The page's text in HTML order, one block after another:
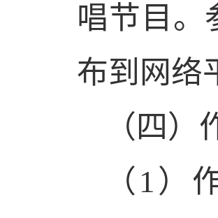
唱节目。
布到网络
（四）
（ 1 ）